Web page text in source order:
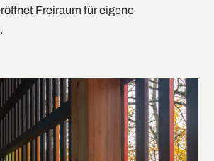
Freiraum für eigene